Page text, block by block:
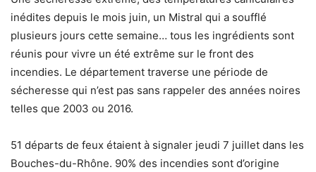
inédites depuis le mois juin, un Mistral qui a soufflé
plusieurs jours cette semaine… tous les ingrédients sont
réunis pour vivre un été extrême sur le front des
incendies. Le département traverse une période de
sécheresse qui n’est pas sans rappeler des années noires
telles que 2003 ou 2016.
51 départs de feux étaient à signaler jeudi 7 juillet dans les
Bouches-du-Rhône. 90% des incendies sont d’origine